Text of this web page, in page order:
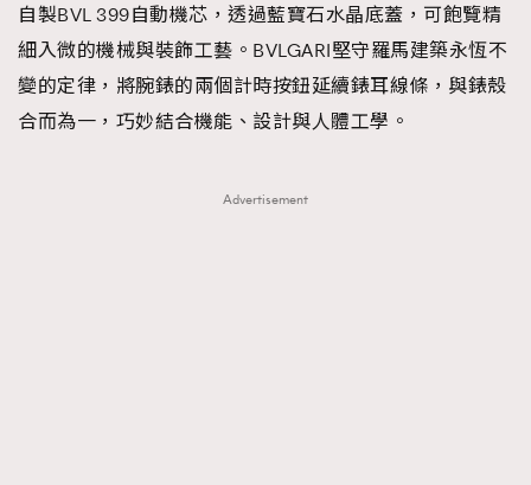
自製BVL 399自動機芯，透過藍寶石水晶底蓋，可飽覽精
細入微的機械與裝飾工藝。BVLGARI堅守羅馬建築永恆不
變的定律，將腕錶的兩個計時按鈕延續錶耳線條，與錶殼
合而為一，巧妙結合機能、設計與人體工學。
Advertisement